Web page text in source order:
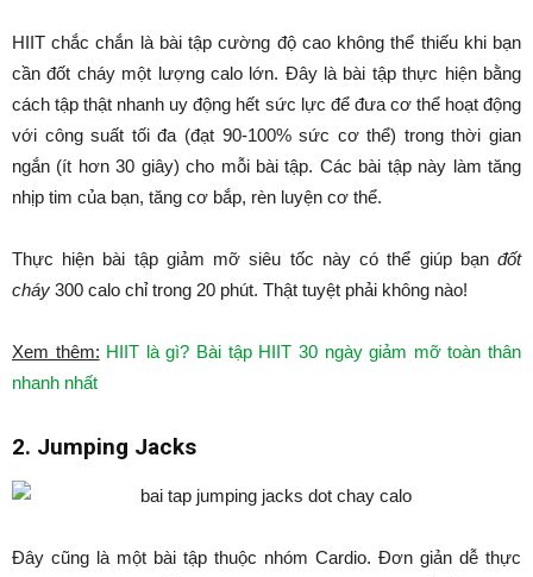
HIIT chắc chắn là bài tập cường độ cao không thể thiếu khi bạn
cần đốt cháy một lượng calo lớn. Đây là bài tập thực hiện bằng
cách tập thật nhanh uy động hết sức lực để đưa cơ thể hoạt động
với công suất tối đa (đạt 90-100% sức cơ thể) trong thời gian
ngắn (ít hơn 30 giây) cho mỗi bài tập. Các bài tập này làm tăng
nhịp tim của bạn, tăng cơ bắp, rèn luyện cơ thể.
Thực hiện bài tập giảm mỡ siêu tốc này có thể giúp bạn đốt
cháy 300 calo chỉ trong 20 phút. Thật tuyệt phải không nào!
Xem thêm: HIIT là gì? Bài tập HIIT 30 ngày giảm mỡ toàn thân
nhanh nhất
2. Jumping Jacks
Đây cũng là một bài tập thuộc nhóm Cardio. Đơn giản dễ thực